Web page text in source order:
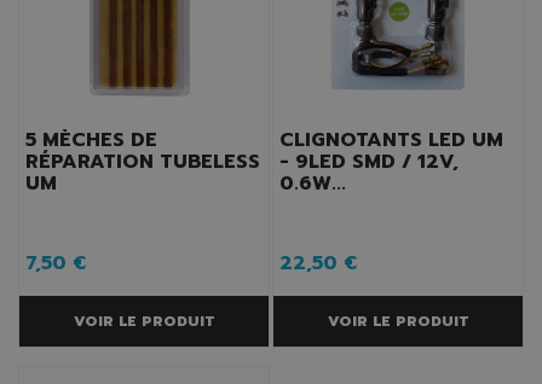
5 MÈCHES DE
RÉPARATION TUBELESS
UM
7,50 €
VOIR LE PRODUIT
CLIGNOTANTS LED UM
- 9LED SMD / 12V,
0.6W...
22,50 €
VOIR LE PRODUIT